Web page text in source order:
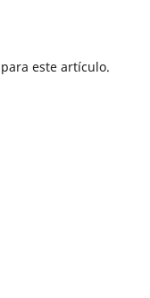
este artículo.